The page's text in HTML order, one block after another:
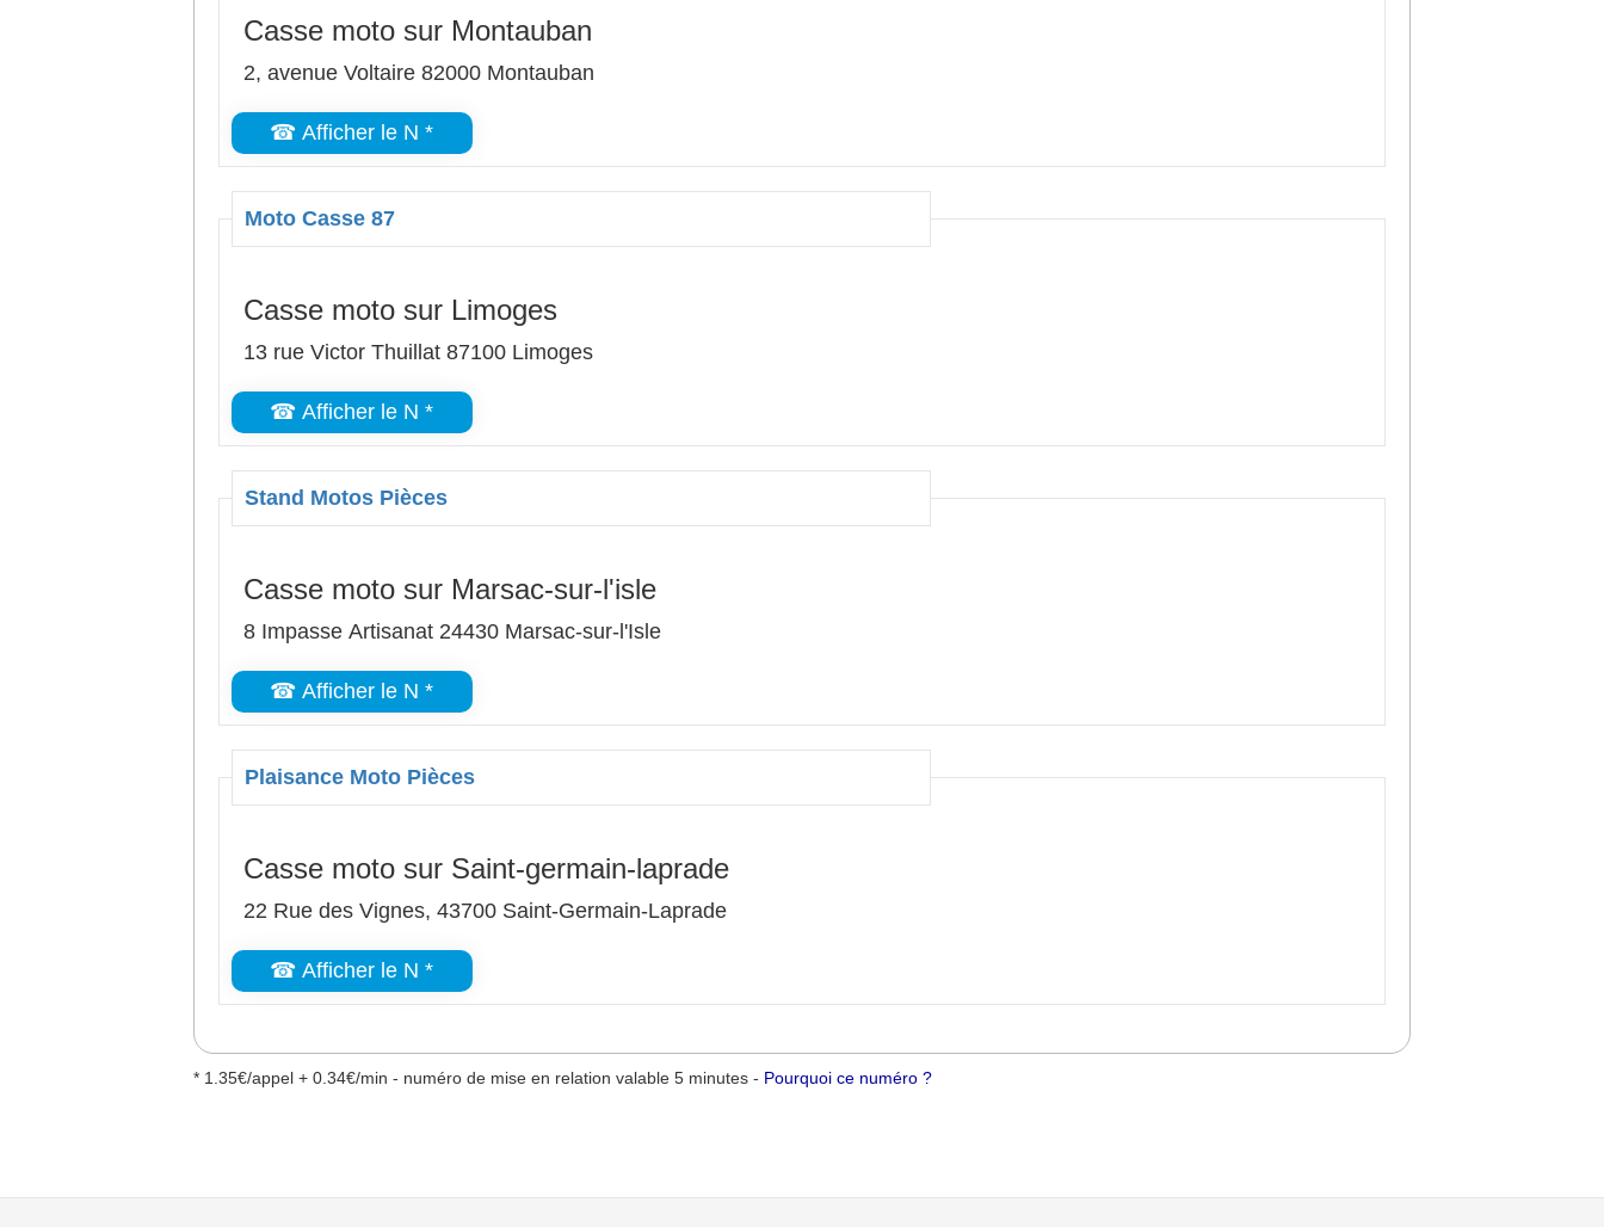
Casse moto sur Montauban
2, avenue Voltaire 82000 Montauban
☎ Afficher le N *
Moto Casse 87
Casse moto sur Limoges
13 rue Victor Thuillat 87100 Limoges
☎ Afficher le N *
Stand Motos Pièces
Casse moto sur Marsac-sur-l'isle
8 Impasse Artisanat 24430 Marsac-sur-l'Isle
☎ Afficher le N *
Plaisance Moto Pièces
Casse moto sur Saint-germain-laprade
22 Rue des Vignes, 43700 Saint-Germain-Laprade
☎ Afficher le N *
* 1.35€/appel + 0.34€/min - numéro de mise en relation valable 5 minutes - Pourquoi ce numéro ?